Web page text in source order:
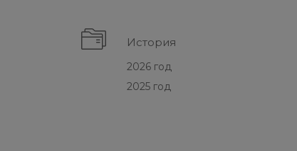
История
2026 год
2025 год